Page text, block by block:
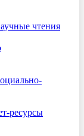
чтения
ресурсы